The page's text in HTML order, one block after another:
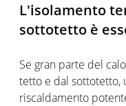
L'isolamento
sottotetto è
Se gran parte del
tetto e dal sottotetto,
riscaldamento